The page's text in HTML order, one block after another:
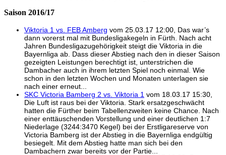
Saison 2016/17
Viktoria 1 vs. FEB Amberg vom 25.03.17 12:00, Das war’s
dann vorerst mal mit Bundesligakegeln in Fürth. Nach acht
Jahren Bundesligazugehörigkeit steigt die Viktoria in die
Bayernliga ab. Dass dieser Abstieg nach den in dieser Saison
gezeigten Leistungen berechtigt ist, unterstrichen die
Dambacher auch in ihrem letzten Spiel noch einmal. Wie
schon in den letzten Wochen und Monaten unterlagen sie
nach einer erneut...
SKC Victoria Bamberg 2 vs. Viktoria 1 vom 18.03.17 15:30,
Die Luft ist raus bei der Viktoria. Stark ersatzgeschwächt
hatten die Fürther beim Tabellenzweiten keine Chance. Nach
einer enttäuschenden Vorstellung und einer deutlichen 1:7
Niederlage (3244:3470 Kegel) bei der Erstligareserve von
Victoria Bamberg ist der Abstieg in die Bayernliga endgültig
besiegelt. Mit dem Abstieg hatte man sich bei den
Dambachern zwar bereits vor der Partie...